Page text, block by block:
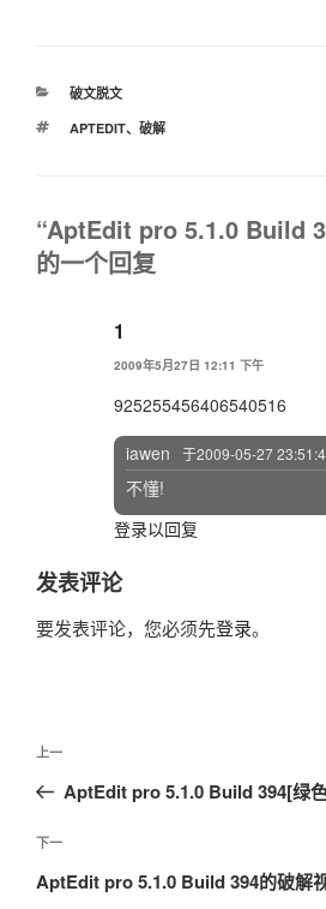
分
破文脱文
标
APTEDIT、 破解
“AptEdit pro 5.1.0 Build
的一个回复
1
2009年5月27日 12:11 下午
925255456406540516
iawen
于2009-05-27
不懂!
登录以回复
发表评论
要发表评论，您必须先登录。
文
导
航
上
一
文
章
上一
AptEdit pro 5.1.0 Build 394[绿
下
一
下一
AptEdit pro 5.1.0 Build 394的破解